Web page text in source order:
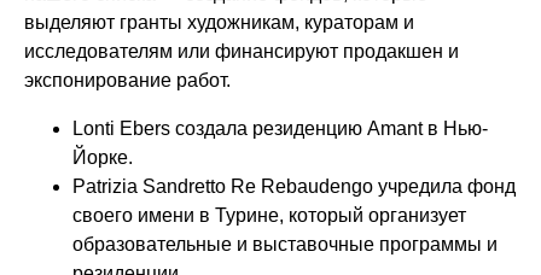
выделяют гранты художникам, кураторам и
исследователям или финансируют продакшен и
экспонирование работ.
Lonti Ebers создала резиденцию Amant в Нью-
Йорке.
Patrizia Sandretto Re Rebaudengo учредила фонд
своего имени в Турине, который организует
образовательные и выставочные программы и